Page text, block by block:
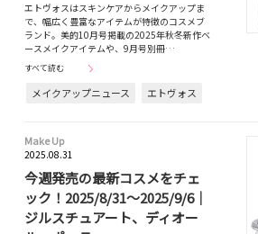
エトヴォスはスキンケアからメイクアップま
で、幅広く豊富なアイテムが特徴のコスメブ
ランド。美的10月号掲載の2025年秋冬新作ベ
ースメイクアイテムや、9月号別冊…
すべて読む
メイクアップニュース エトヴォス
Make Up
2025.08.31
今週発売の最新コスメをチェ
ック！2025/8/31～2025/9/6｜
ジルスチュアート、ディオー